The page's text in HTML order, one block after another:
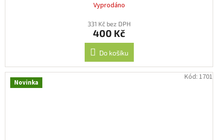
Vyprodáno
331 Kč bez DPH
400 Kč
Do košíku
Novinka
Kód: 1701